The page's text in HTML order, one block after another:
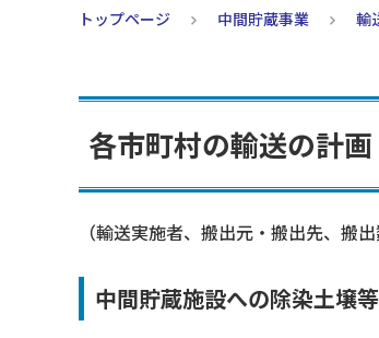
トップページ 中間貯蔵事業 輸
各市町村の輸送の計
（輸送実施者、搬出元・搬出先、搬
中間貯蔵施設への除染土壌